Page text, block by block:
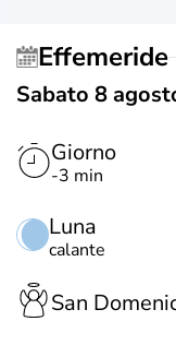
Effemeride
Sabato 8
Giorno
-3 min
Luna
calante
San